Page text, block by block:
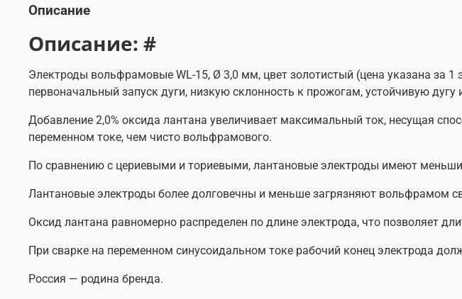
Описание
Описание: #
Электроды вольфрамовые WL-15, Ø 3,0 мм, цвет золотистый (цена указана за
первоначальный запуск дуги, низкую склонность к прожогам, устойчивую
Добавление 2,0% оксида лантана увеличивает максимальный ток, несущая
переменном токе, чем чисто вольфрамового.
По сравнению с цериевыми и ториевыми, лантановые электроды имеют
Лантановые электроды более долговечны и меньше загрязняют вольфрамом
Оксид лантана равномерно распределен по длине электрода, что позволяет
При сварке на переменном синусоидальном токе рабочий конец электрода
Россия — родина бренда.